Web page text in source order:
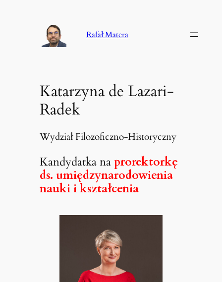
Rafał Matera
Katarzyna de Lazari-
Radek
Wydział Filozoficzno-Historyczny
Kandydatka naprorektorkę
ds. umiędzynarodowienia
nauki i kształcenia